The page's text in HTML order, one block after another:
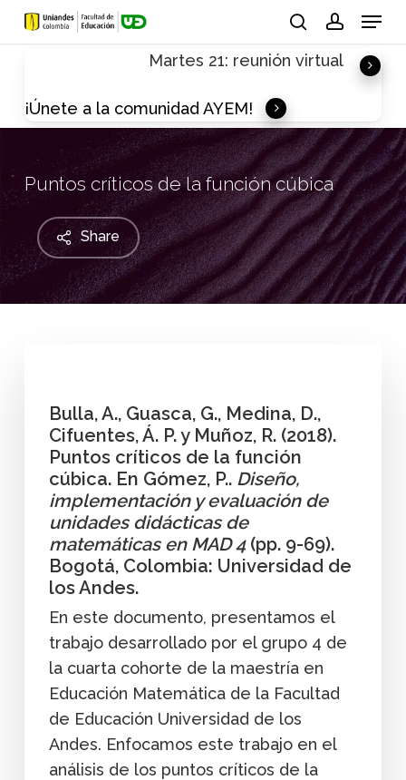
Skip
Menu
Martes 21: reunión virtual
¡Únete a la comunidad AYEM!
Puntos críticos de la función cúbica
Share
Bulla, A., Guasca, G., Medina, D.,
Cifuentes, Á. P. y Muñoz, R. (2018).
Puntos críticos de la función
cúbica. En Gómez, P.. Diseño,
implementación y evaluación de
unidades didácticas de
matemáticas en MAD 4(pp. 9-69).
Bogotá, Colombia: Universidad de
los Andes.
En este documento, presentamos el
trabajo desarrollado por el grupo 4 de
la cuarta cohorte de la maestría en
Educación Matemática de la Facultad
de Educación Universidad de los
Andes. Enfocamos este trabajo en el
análisis de los puntos críticos de la